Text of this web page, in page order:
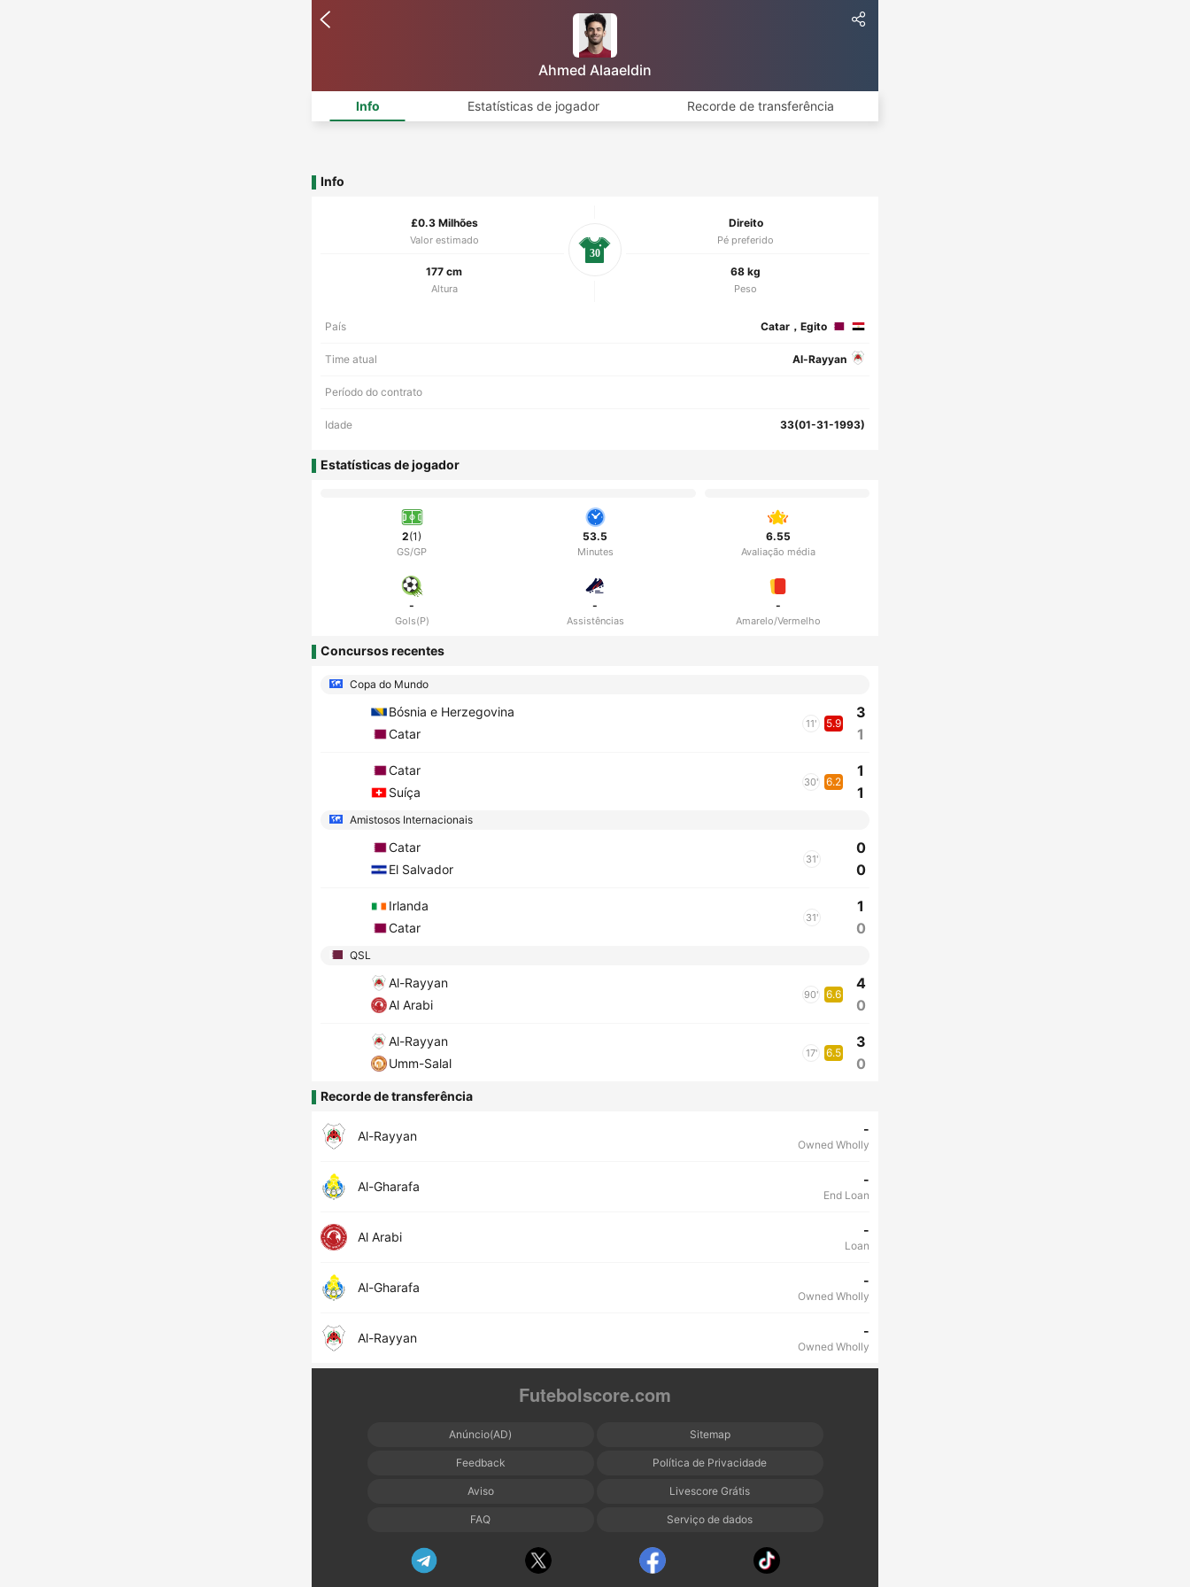
Ahmed Alaaeldin
Info Estatísticas de jogador Recorde de transferência
Info
£0.3 Milhões
Valor estimado
Direito
Pé preferido
177 cm
Altura
68 kg
Peso
30
País Catar，Egito
Time atual Al-Rayyan
Período do contrato
Idade 33(01-31-1993)
Estatísticas de jogador
2(1)
GS/GP
53.5
Minutes
6.55
Avaliação média
-
Gols(P)
-
Assistências
-
Amarelo/Vermelho
Concursos recentes
Copa do Mundo
Bósnia e Herzegovina
Catar
11' 5.9
3
1
Catar
Suíça
30' 6.2
1
1
Amistosos Internacionais
Catar
El Salvador
31'
0
0
Irlanda
Catar
31'
1
0
QSL
Al-Rayyan
Al Arabi
90' 6.6
4
0
Al-Rayyan
Umm-Salal
17' 6.5
3
0
Recorde de transferência
Al-Rayyan -
Owned Wholly
Al-Gharafa -
End Loan
Al Arabi -
Loan
Al-Gharafa -
Owned Wholly
Al-Rayyan -
Owned Wholly
Futebolscore.com
Anúncio(AD) Sitemap
Feedback Política de Privacidade
Aviso Livescore Grátis
FAQ Serviço de dados